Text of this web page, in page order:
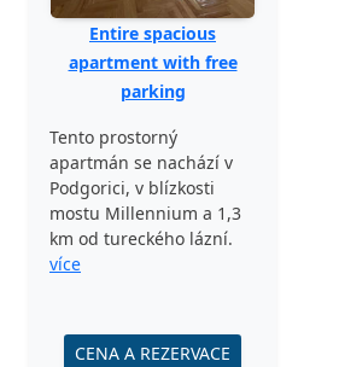
Entire spacious
apartment with free
parking
Tento prostorný
apartmán se nachází v
Podgorici, v blízkosti
mostu Millennium a 1,3
km od tureckého lázní.
více
CENA A REZERVACE